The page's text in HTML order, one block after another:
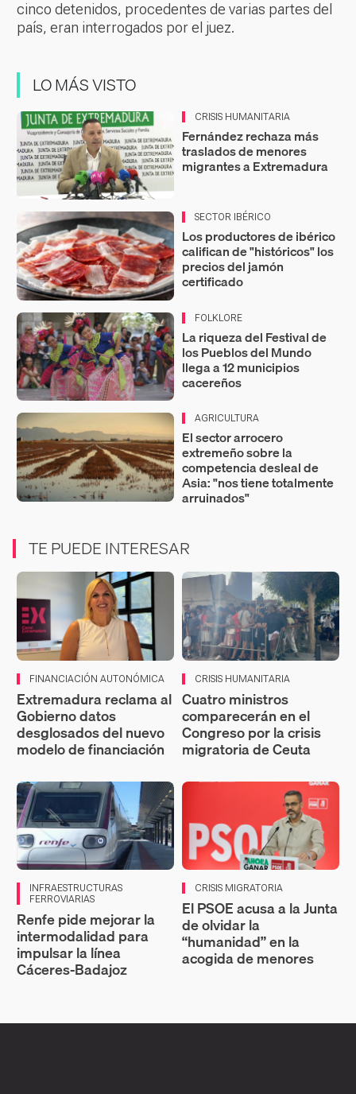
cinco detenidos, procedentes de varias partes del
país, eran interrogados por el juez.
LO MÁS VISTO
CRISIS HUMANITARIA
Fernández rechaza más
traslados de menores
migrantes a Extremadura
SECTOR IBÉRICO
Los productores de ibérico
califican de "históricos" los
precios del jamón
certificado
FOLKLORE
La riqueza del Festival de
los Pueblos del Mundo
llega a 12 municipios
cacereños
AGRICULTURA
El sector arrocero
extremeño sobre la
competencia desleal de
Asia: "nos tiene totalmente
arruinados"
TE PUEDE INTERESAR
FINANCIACIÓN AUTONÓMICA
Extremadura reclama al
Gobierno datos
desglosados del nuevo
modelo de financiación
CRISIS HUMANITARIA
Cuatro ministros
comparecerán en el
Congreso por la crisis
migratoria de Ceuta
INFRAESTRUCTURAS
FERROVIARIAS
Renfe pide mejorar la
intermodalidad para
impulsar la línea
Cáceres-Badajoz
CRISIS MIGRATORIA
El PSOE acusa a la Junta
de olvidar la
“humanidad” en la
acogida de menores